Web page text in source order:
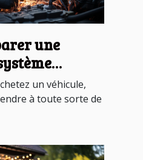
une
un véhicule,
à toute sorte de